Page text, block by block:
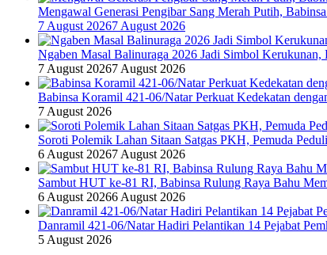
Mengawal Generasi Pengibar Sang Merah Putih,
7 August 20267 August 2026
Ngaben Masal Balinuraga 2026 Jadi Simbol
7 August 20267 August 2026
Babinsa Koramil 421-06/Natar Perkuat Kedekatan
7 August 2026
Soroti Polemik Lahan Sitaan Satgas PKH, Pemuda
6 August 20267 August 2026
Sambut HUT ke-81 RI, Babinsa Rulung Raya Bahu
6 August 20266 August 2026
Danramil 421-06/Natar Hadiri Pelantikan 14 Pejabat
5 August 2026